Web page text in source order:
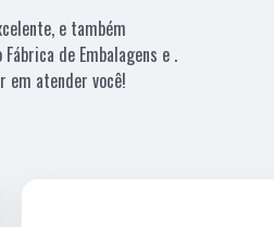
e também
de Embalagens e .
em atender você!